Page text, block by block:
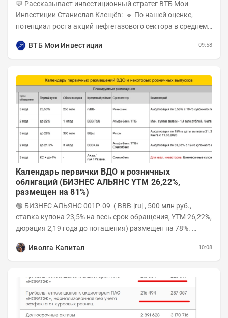
💬 Рассказывает инвестиционный стратег ВТБ Мои
Инвестиции Станислав Клещёв: 🔹 По нашей оценке,
потенциал роста акций нефтегазового сектора в среднем
ВТБ Мои Инвестиции
09:58
Календарь первички ВДО и розничных
облигаций (БИЗНЕС АЛЬЯНС YTM 26,22%,
размещен на 81%)
🟢 БИЗНЕС АЛЬЯНС 001P-09 ( BBB-|ru| , 500 млн руб.,
ставка купона 23,5% на весь срок обращения, YTM 26,22%,
дюрация 2,19 года до погашения) размещен на 78%.
Иволга Капитал
10:08